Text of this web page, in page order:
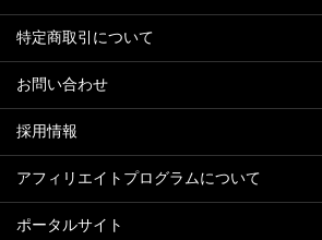
特定商取引について
お問い合わせ
採用情報
アフィリエイトプログラムについて
ポータルサイト